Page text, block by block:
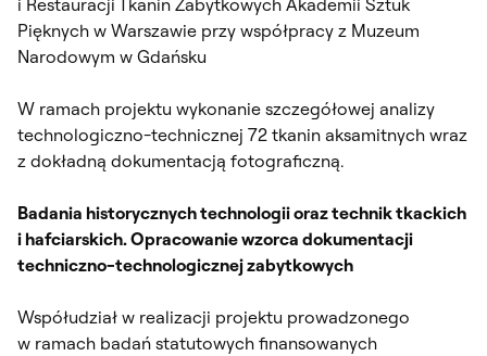
Pięknych w Warszawie przy współpracy z Muzeum
Narodowym w Gdańsku
W ramach projektu wykonanie szczegółowej analizy
technologiczno-technicznej 72 tkanin aksamitnych wraz
z dokładną dokumentacją fotograficzną.
Badania historycznych technologii oraz technik tkackich
i hafciarskich. Opracowanie wzorca dokumentacji
techniczno-technologicznej zabytkowych
Współudział w realizacji projektu prowadzonego
w ramach badań statutowych finansowanych